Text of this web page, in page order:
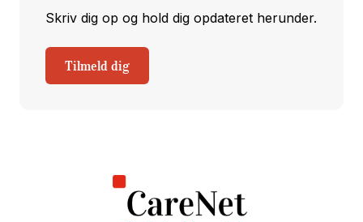
Skriv dig op og hold dig opdateret herunder.
Tilmeld dig